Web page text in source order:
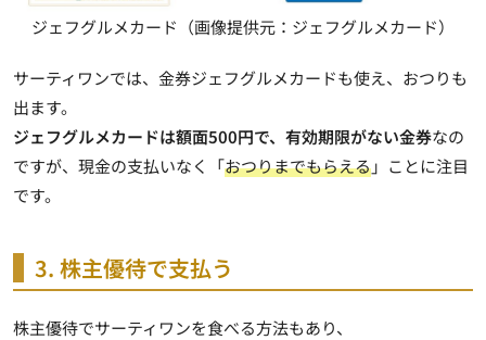
ジェフグルメカード（画像提供元：ジェフグルメカード）
サーティワンでは、金券ジェフグルメカードも使え、おつりも
出ます。
ジェフグルメカードは額面500円で、有効期限がない金券なの
ですが、現金の支払いなく「おつりまでもらえる」ことに注目
です。
3. 株主優待で支払う
株主優待でサーティワンを食べる方法もあり、